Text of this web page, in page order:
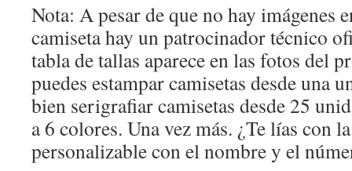
Nota: A pesar de que no hay imágenes
camiseta hay un patrocinador técnico
tabla de tallas aparece en las fotos del
puedes estampar camisetas desde una
bien serigrafiar camisetas desde 25
a 6 colores. Una vez más. ¿Te lías con
personalizable con el nombre y el